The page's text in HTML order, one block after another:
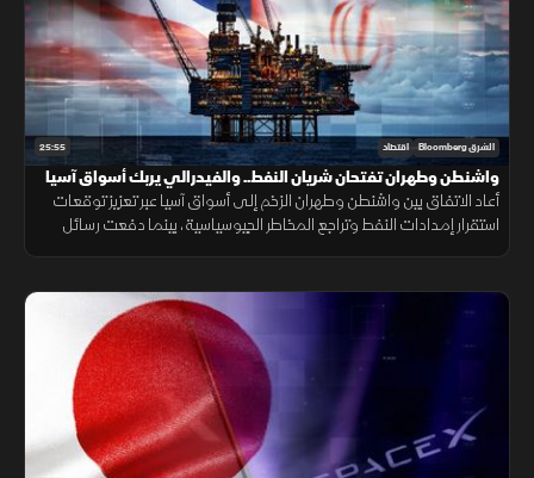
25:55 الشرق Bloomberg اقتصاد
واشنطن وطهران تفتحان شريان النفط.. والفيدرالي يربك أسواق آسيا
أعاد الاتفاق بين واشنطن وطهران الزخم إلى أسواق آسيا عبر تعزيز توقعات
استقرار إمدادات النفط وتراجع المخاطر الجيوسياسية، بينما دفعت رسائل